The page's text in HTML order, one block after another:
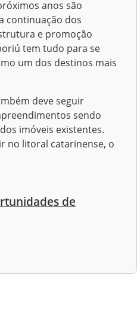
anos são
continuação dos
e promoção
tem tudo para se
um dos destinos mais
deve seguir
sendo
imóveis existentes.
no litoral catarinense, o
de